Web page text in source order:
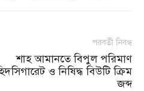
পরবর্তী নিবন্ধ
শাহ আমানতে বিপুল পরিমাণ
সিগারেট ও নিষিদ্ধ বিউটি ক্রিম
জব্দ